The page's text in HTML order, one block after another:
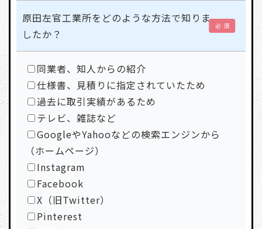
原田左官工業所をどのような方法で知りま
したか？
必 須
同業者、知人からの紹介
仕様書、見積りに指定されていたため
過去に取引実績があるため
テレビ、雑誌など
GoogleやYahooなどの検索エンジンから
（ホームページ）
Instagram
Facebook
X（旧Twitter）
Pinterest